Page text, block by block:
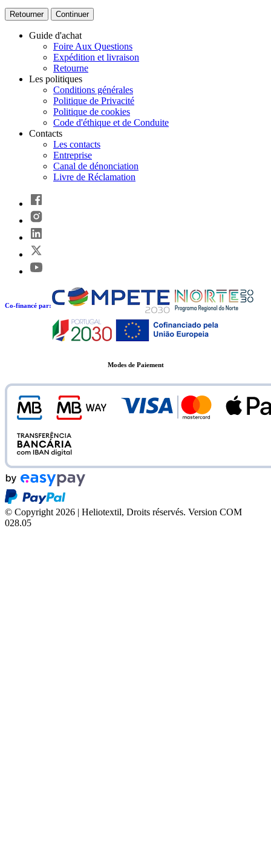
Retourner Continuer
Guide d'achat
Foire Aux Questions
Expédition et livraison
Retourne
Les politiques
Conditions générales
Politique de Privacité
Politique de cookies
Code d'éthique et de Conduite
Contacts
Les contacts
Entreprise
Canal de dénonciation
Livre de Réclamation
Co-financé par:
Modes de Paiement
© Copyright 2026 | Heliotextil, Droits réservés. Version COM
028.05